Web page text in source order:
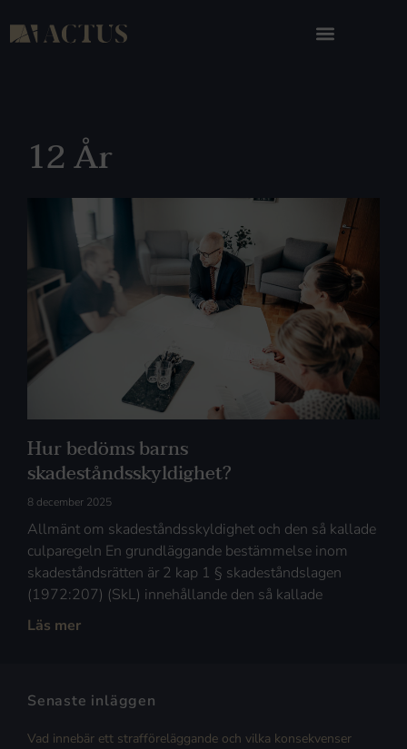
12 År
Hur bedöms barns
skadeståndsskyldighet?
8 december 2025
Allmänt om skadeståndsskyldighet och den så kallade
culparegeln En grundläggande bestämmelse inom
skadeståndsrätten är 2 kap 1 § skadeståndslagen
(1972:207) (SkL) innehållande den så kallade
Läs mer
Senaste inläggen
Vad innebär ett strafföreläggande och vilka konsekvenser